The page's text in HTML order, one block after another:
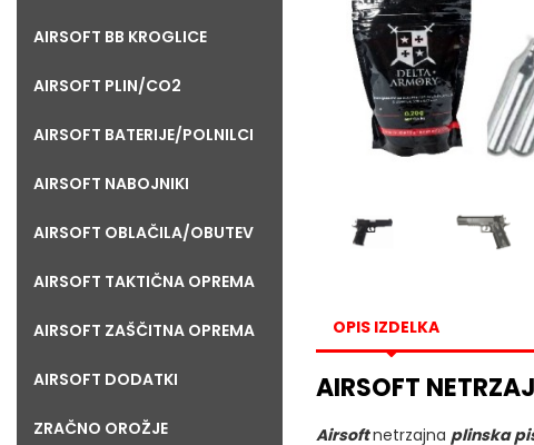
AIRSOFT BB KROGLICE
AIRSOFT PLIN/CO2
AIRSOFT BATERIJE/POLNILCI
AIRSOFT NABOJNIKI
AIRSOFT OBLAČILA/OBUTEV
AIRSOFT TAKTIČNA OPREMA
AIRSOFT ZAŠČITNA OPREMA
AIRSOFT DODATKI
ZRAČNO OROŽJE
OPIS IZDELKA
AIRSOFT
Airsoftnetrzajna plinska